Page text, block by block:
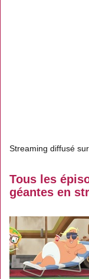
Streaming diffusé sur
Tous les
géantes en